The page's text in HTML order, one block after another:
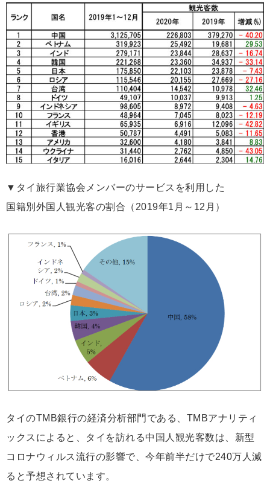
▼タイ旅行業協会メンバーのサービスを利用した
国籍別外国人観光客の割合（2019年1月～12月）
タイのTMB銀行の経済分析部門である、TMBアナリティ
ックスによると、タイを訪れる中国人観光客数は、新型
コロナウィルス流行の影響で、今年前半だけで240万人減
ると予想されています。